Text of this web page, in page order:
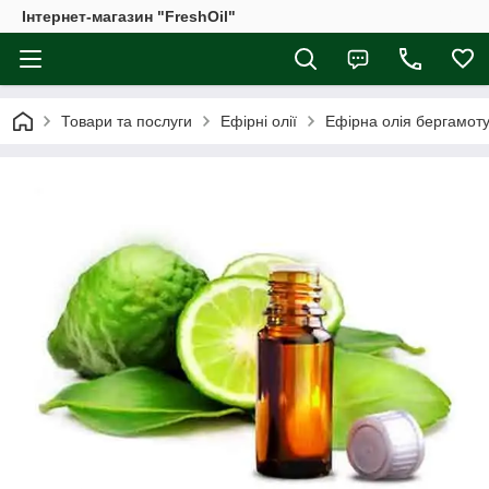
Інтернет-магазин "FreshOil"
Товари та послуги Ефірні олії Ефірна олія